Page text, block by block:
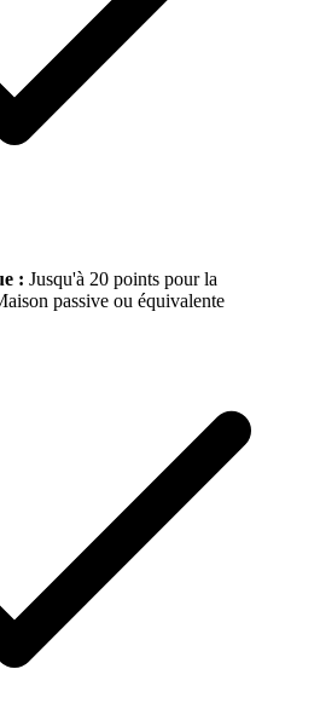
: Jusqu'à 20 points pour la
passive ou équivalente